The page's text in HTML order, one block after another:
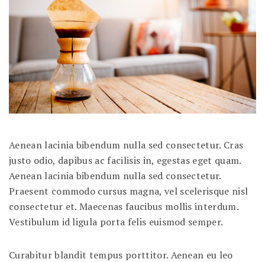
Aenean lacinia bibendum nulla sed consectetur. Cras
justo odio, dapibus ac facilisis in, egestas eget quam.
Aenean lacinia bibendum nulla sed consectetur.
Praesent commodo cursus magna, vel scelerisque nisl
consectetur et. Maecenas faucibus mollis interdum.
Vestibulum id ligula porta felis euismod semper.
Curabitur blandit tempus porttitor. Aenean eu leo